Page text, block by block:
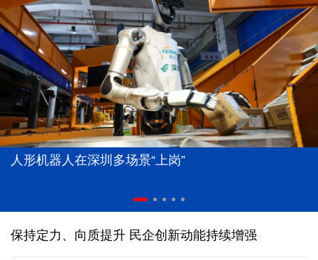
人形机器人在深圳多场景“上岗”
保持定力、向质提升 民企创新动能持续增强